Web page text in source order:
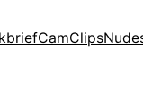
CamClips